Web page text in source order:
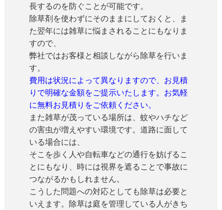
長するのを防ぐことが可能です。
除草剤を使わずにそのままにしておくと、ま
た翌年には雑草に悩まされることにもなりま
すので、
弊社ではお客様と相談しながら除草を行いま
す。
費用は状況によって異なりますので、お見積
りで明確な金額をご提示いたします。お気軽
に無料お見積りをご依頼ください。
また雑草が茂っている場所は、蚊やハチなど
の害虫が増えやすい環境です。道路に面して
いる場合には、
そこを歩く人や自転車などの通行を妨げるこ
とにもなり、時には視界を遮ることで事故に
つながるかもしれません。
こうした問題への対応としても除草は必要と
いえます。除草は庭を管理している人がきち